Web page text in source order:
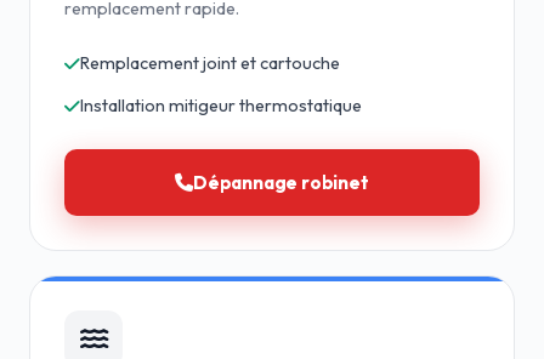
remplacement rapide.
Remplacement joint et cartouche
Installation mitigeur thermostatique
Dépannage robinet